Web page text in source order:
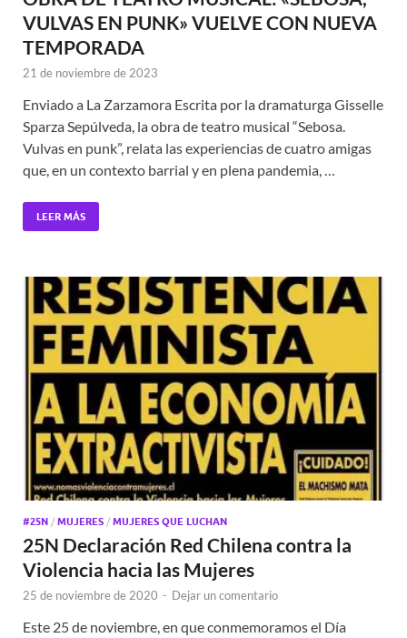
VULVAS EN PUNK» VUELVE CON NUEVA
TEMPORADA
21 de noviembre de 2023
Enviado a La Zarzamora Escrita por la dramaturga Gisselle
Sparza Sepúlveda, la obra de teatro musical “Sebosa.
Vulvas en punk”, relata las experiencias de cuatro amigas
que, en un contexto barrial y en plena pandemia, …
LEER MÁS
#25N / MUJERES / MUJERES QUE LUCHAN
25N Declaración Red Chilena contra la
Violencia hacia las Mujeres
25 de noviembre de 2020 - Dejar un comentario
Este 25 de noviembre, en que conmemoramos el Día